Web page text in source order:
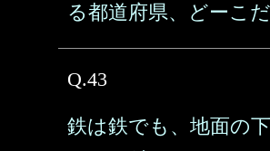
る都道府県、どーこだ
Q.43
鉄は鉄でも、地面の